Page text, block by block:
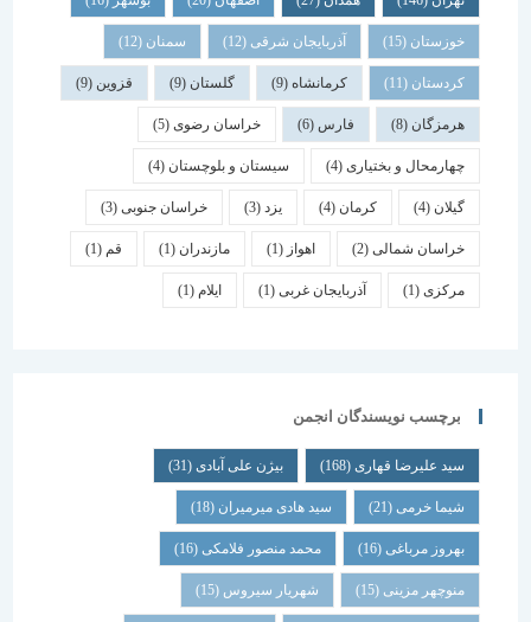
خوزستان(15) آذربایجان شرقی(12) سمنان (12)
کردستان(11) کرمانشاه(9) گلستان (9) قزوین
هرمزگان(8) فارس خراسان رضوی(5)
چهارمحال و بختیاری (4) سیستان و بلوچستان(4)
کرمان یزد خراسان جنوبی(3)
خراسان شمالی(2) اهواز مازندران(1) قم
(1) آذربایجان غربی(1) ایلام
برچسب نویسندگان انجمن
سید علیرضا قهاری(168) بیژن علی آبادی(31)
شیما خرمی(21) سید هادی میرمیران(18)
بهروز مرباغی (16) محمد منصور فلامکی (16)
منوچهر مزینی(15) شهریار سیروس(15)